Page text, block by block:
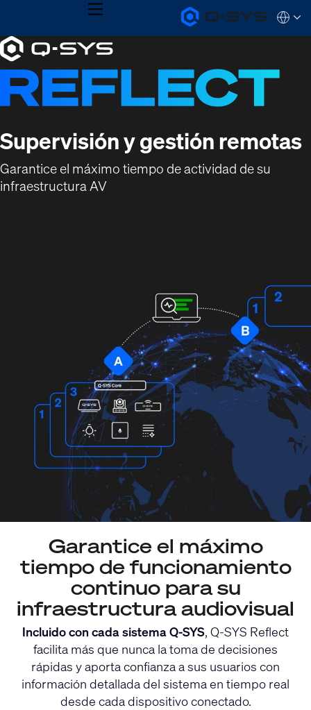
Q-
SYS
Homepage
MENU
QSYS.com (English)
Deutsch
Español
Français
Current
Slide:
/
1
Supervisión y gestión remotas
Garantice el máximo tiempo de actividad de su
infraestructura AV
Garantice el máximo
tiempo de funcionamiento
continuo para su
infraestructura audiovisual
Incluido con cada sistema Q-SYS, Q-SYS Reflect
facilita más que nunca la toma de decisiones
rápidas y aporta confianza a sus usuarios con
información detallada del sistema en tiempo real
desde cada dispositivo conectado.